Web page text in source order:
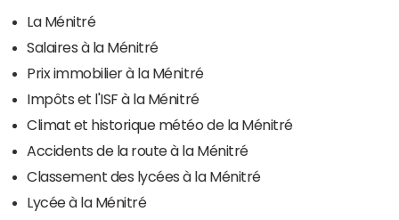
La Ménitré
Salaires à la Ménitré
Prix immobilier à la Ménitré
Impôts et l'ISF à la Ménitré
Climat et historique météo de la Ménitré
Accidents de la route à la Ménitré
Classement des lycées à la Ménitré
Lycée à la Ménitré